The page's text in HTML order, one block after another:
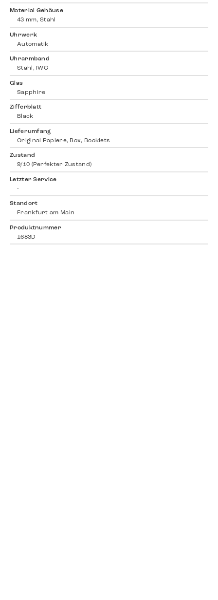
Material Gehäuse
43 mm, Stahl
Uhrwerk
Automatik
Uhrarmband
Stahl, IWC
Glas
Sapphire
Zifferblatt
Black
Lieferumfang
Original Papiere, Box, Booklets
Zustand
9/10 (Perfekter Zustand)
Letzter Service
-
Standort
Frankfurt am Main
Produktnummer
1683D